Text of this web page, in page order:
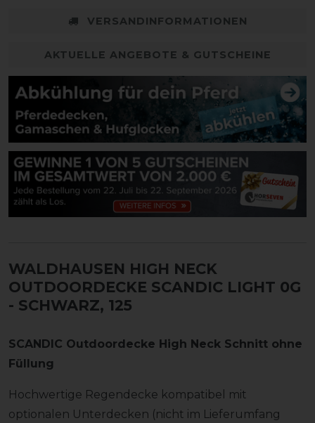
VERSANDINFORMATIONEN
AKTUELLE ANGEBOTE & GUTSCHEINE
WALDHAUSEN HIGH NECK
OUTDOORDECKE SCANDIC LIGHT 0G
- SCHWARZ, 125
SCANDIC Outdoordecke High Neck Schnitt ohne
Füllung
Hochwertige Regendecke kompatibel mit
optionalen Unterdecken (nicht im Lieferumfang